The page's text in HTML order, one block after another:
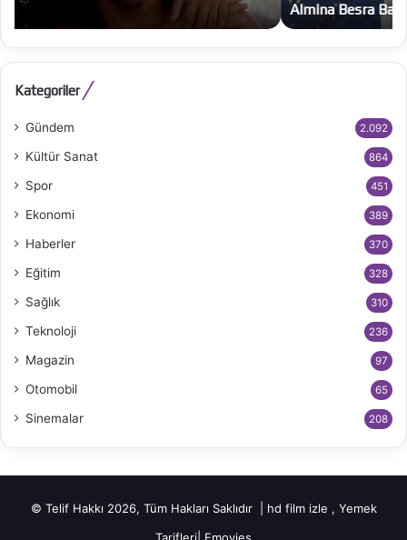
Almina Besra Babar’a büyük onur
Kategoriler
Gündem 2.092
Kültür Sanat 864
Spor 451
Ekonomi 389
Haberler 370
Eğitim 328
Sağlık 310
Teknoloji 236
Magazin 97
Otomobil 65
Sinemalar 208
© Telif Hakkı 2026, Tüm Hakları Saklıdır | hd film izle , Yemek